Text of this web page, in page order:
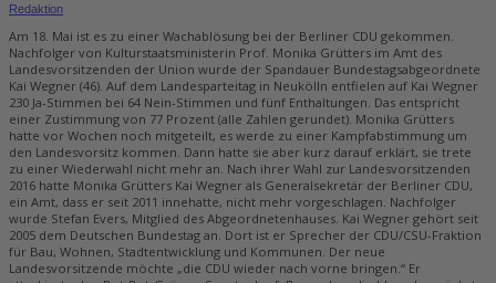
Redaktion
Am 18. Mai ist es zu einer Wachablösung bei der Berliner CDU gekommen.
Nachfolger von Kulturstaatsministerin Prof. Monika Grütters im Amt des
Landesvorsitzenden der Union wurde der Spandauer Bundestagsabgeordnete
Kai Wegner (46). Auf dem Landesparteitag in Neukölln entfielen auf Kai Wegner
230 Ja-Stimmen bei 64 Nein-Stimmen und fünf Enthaltungen. Das entspricht
einer Zustimmung von 77 Prozent (alle Zahlen gerundet). Monika Grütters
hatte vor Wochen noch mitgeteilt, es werde zu einer Kampfabstimmung um
den Landesvorsitz kommen. Dann hatte sie aber kurz darauf erklärt, sie trete
zu einer Wiederwahl nicht mehr an. Nach ihrer Wahl zur Landesvorsitzenden
2016 hatte Monika Grütters Kai Wegner als Generalsekretär der Berliner CDU,
ein Amt, dass er seit 2011 innehatte, nicht mehr vorgeschlagen. Nachfolger
wurde Stefan Evers, Mitglied des Abgeordnetenhauses. Kai Wegner gehört seit
2005 dem Deutschen Bundestag an. Dort ist er Sprecher der CDU/CSU-Fraktion
für Bau, Wohnen, Stadtentwicklung und Kommunen. Der neue
Landesvorsitzende möchte „die CDU wieder nach vorne bringen.“ Er